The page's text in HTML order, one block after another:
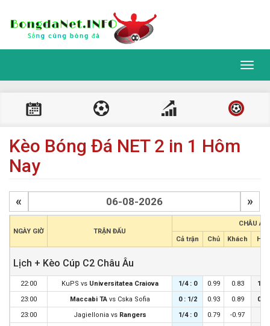
Kèo Bóng Đá NET 2 in 1 Hôm
Nay
« »
NGÀY GIỜ TRẬN ĐẤU
CHÂU Á
Cả trận
Chủ Khách
Lịch + Kèo Cúp C2 Châu Âu
22:00 KuPS vs Universitatea Craiova 1/4 : 0 0.99 0.83
1/4
23:00
Maccabi TA vs Cska Sofia 0 : 1/2 0.93 0.89
0 :
23:00
Jagiellonia vs Rangers 1/4 : 0 0.79 -0.97